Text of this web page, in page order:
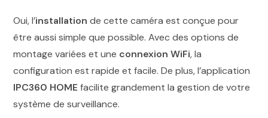
Oui, l’installation de cette caméra est conçue pour
être aussi simple que possible. Avec des options de
montage variées et une connexion WiFi, la
configuration est rapide et facile. De plus, l’application
IPC360 HOME facilite grandement la gestion de votre
système de surveillance.